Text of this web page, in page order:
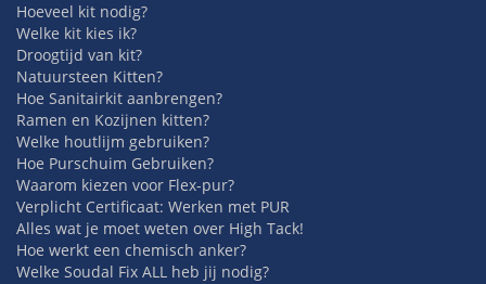
Hoeveel kit nodig?
Welke kit kies ik?
Droogtijd van kit?
Natuursteen Kitten?
Hoe Sanitairkit aanbrengen?
Ramen en Kozijnen kitten?
Welke houtlijm gebruiken?
Hoe Purschuim Gebruiken?
Waarom kiezen voor Flex-pur?
Verplicht Certificaat: Werken met PUR
Alles wat je moet weten over High Tack!
Hoe werkt een chemisch anker?
Welke Soudal Fix ALL heb jij nodig?